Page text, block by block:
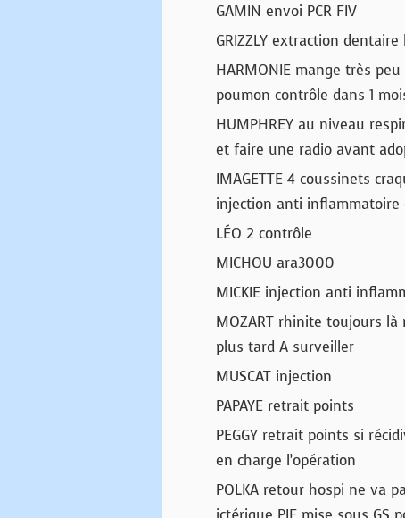
GAMIN envoi PCR FIV
GRIZZLY extraction
HARMONIE mange très
poumon contrôle dans 1
HUMPHREY au niveau
et faire une radio avant
IMAGETTE 4 coussinets
injection anti inflammatoire
LÉO 2 contrôle
MICHOU ara3000
MICKIE injection anti
MOZART rhinite toujours
plus tard A surveiller
MUSCAT injection
PAPAYE retrait points
PEGGY retrait points si
en charge l’opération
POLKA retour hospi ne va